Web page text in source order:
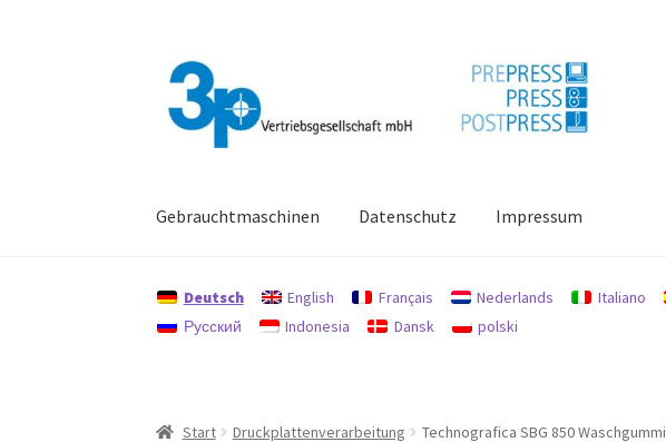
Navigation
springen
Zum
Inhalt
springen
Gebrauchtmaschinen Datenschutz Impressum
Deutsch English Français Nederlands Italiano
Русский
Indonesia Dansk polski
Start Druckplattenverarbeitung Technografica SBG 850